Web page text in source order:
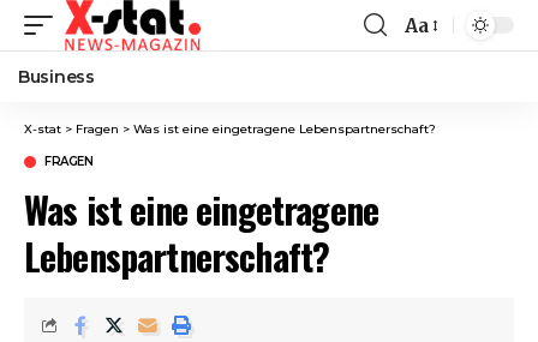
Font
Aa
Business
X-stat > Fragen > Was ist eine eingetragene Lebenspartnerschaft?
FRAGEN
Was ist eine eingetragene
Lebenspartnerschaft?